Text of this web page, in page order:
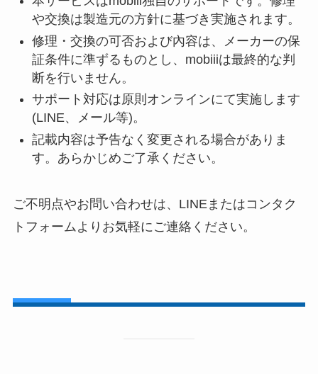
や交換は製造元の方針に基づき実施されます。
修理・交換の可否および內容は、メーカーの保
証条件に準ずるものとし、mobiiiは最終的な判
断を行いません。
サポート対応は原則オンラインにて実施します
(LINE、メール等)。
記載内容は予告なく変更される場合がありま
す。あらかじめご了承ください。
ご不明点やお問い合わせは、LINEまたはコンタク
トフォームよりお気軽にご連絡ください。